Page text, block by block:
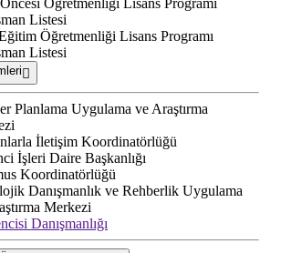
Öğretmenliği Lisans Programı
Listesi
Öğretmenliği Lisans Programı
Listesi
Planlama Uygulama ve Araştırma
İletişim Koordinatörlüğü
İşleri Daire Başkanlığı
Koordinatörlüğü
Danışmanlık ve Rehberlik Uygulama
Merkezi
Danışmanlığı